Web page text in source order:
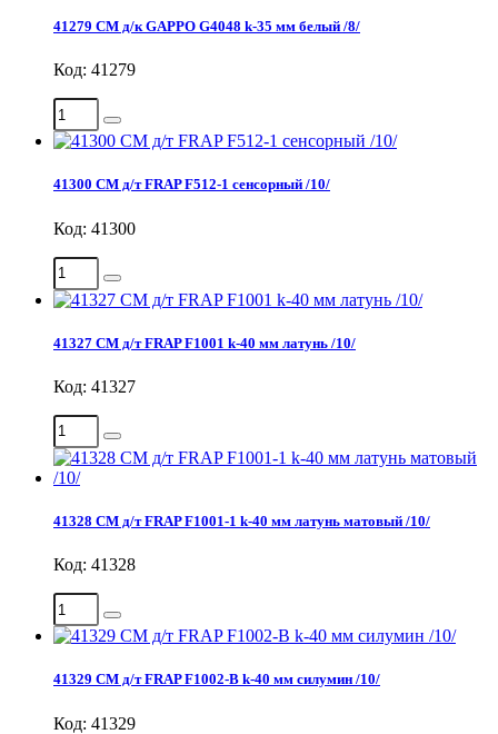
41279 СМ д/к GAPPO G4048 k-35 мм белый /8/
Код: 41279
41300 СМ д/т FRAP F512-1 сенсорный /10/
Код: 41300
41327 СМ д/т FRAP F1001 k-40 мм латунь /10/
Код: 41327
41328 СМ д/т FRAP F1001-1 k-40 мм латунь матовый /10/
Код: 41328
41329 СМ д/т FRAP F1002-В k-40 мм силумин /10/
Код: 41329